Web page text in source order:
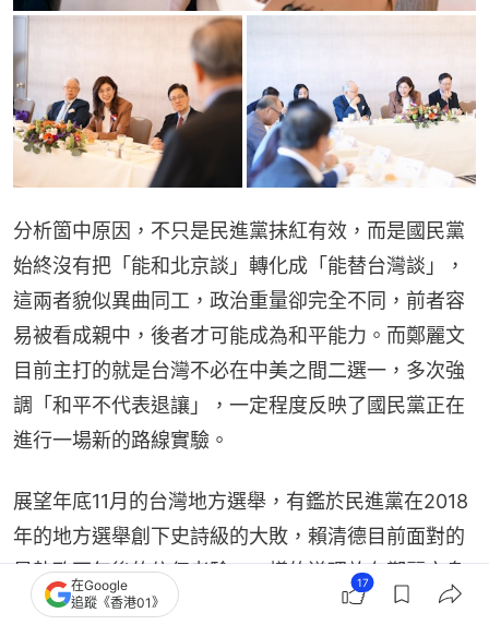
分析箇中原因，不只是民進黨抹紅有效，而是國民黨
始終沒有把「能和北京談」轉化成「能替台灣談」，
這兩者貌似異曲同工，政治重量卻完全不同，前者容
易被看成親中，後者才可能成為和平能力。而鄭麗文
目前主打的就是台灣不必在中美之間二選一，多次強
調「和平不代表退讓」，一定程度反映了國民黨正在
進行一場新的路線實驗。
展望年底11月的台灣地方選舉，有鑑於民進黨在2018
年的地方選舉創下史詩級的大敗，賴清德目前面對的
是執政兩年後的信任考驗，一樣的道理放在鄭麗文身
上，則是檢驗她在台灣社會評價中，是否能從和平倡
在Google
追蹤《香港01》
17